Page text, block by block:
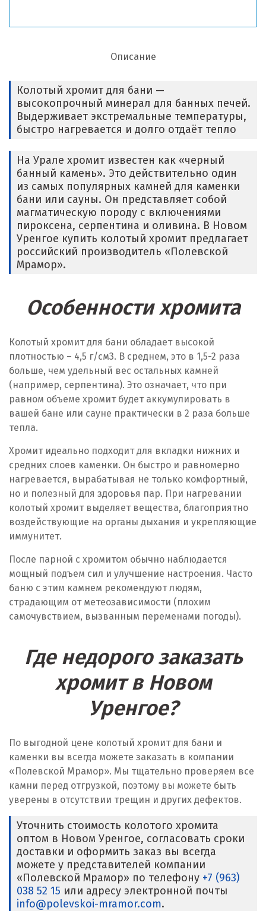
Описание
Колотый хромит для бани —
высокопрочный минерал для банных печей.
Выдерживает экстремальные температуры,
быстро нагревается и долго отдаёт тепло
На Урале хромит известен как «черный
банный камень». Это действительно один
из самых популярных камней для каменки
бани или сауны. Он представляет собой
магматическую породу с включениями
пироксена, серпентина и оливина. В Новом
Уренгое купить колотый хромит предлагает
российский производитель «Полевской
Мрамор».
Особенности хромита
Колотый хромит для бани обладает высокой
плотностью – 4,5 г/см3. В среднем, это в 1,5-2 раза
больше, чем удельный вес остальных камней
(например, серпентина). Это означает, что при
равном объеме хромит будет аккумулировать в
вашей бане или сауне практически в 2 раза больше
тепла.
Хромит идеально подходит для вкладки нижних и
средних слоев каменки. Он быстро и равномерно
нагревается, вырабатывая не только комфортный,
но и полезный для здоровья пар. При нагревании
колотый хромит выделяет вещества, благоприятно
воздействующие на органы дыхания и укрепляющие
иммунитет.
После парной с хромитом обычно наблюдается
мощный подъем сил и улучшение настроения. Часто
баню с этим камнем рекомендуют людям,
страдающим от метеозависимости (плохим
самочувствием, вызванным переменами погоды).
Где недорого заказать
хромит в Новом
Уренгое?
По выгодной цене колотый хромит для бани и
каменки вы всегда можете заказать в компании
«Полевской Мрамор». Мы тщательно проверяем все
камни перед отгрузкой, поэтому вы можете быть
уверены в отсутствии трещин и других дефектов.
Уточнить стоимость колотого хромита
оптом в Новом Уренгое, согласовать сроки
доставки и оформить заказ вы всегда
можете у представителей компании
«Полевской Мрамор» по телефону +7 (963)
038 52 15 или адресу электронной почты
info@polevskoi-mramor.com.